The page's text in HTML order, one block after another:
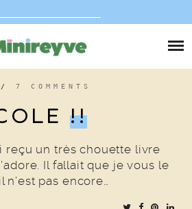
7 COMMENTS
!!
reçu un très chouette livre
Il fallait que je vous le
pas encore…